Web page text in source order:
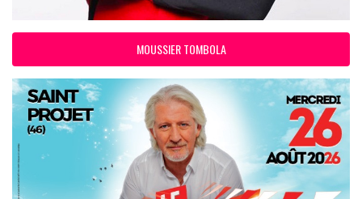
MOUSSIER TOMBOLA